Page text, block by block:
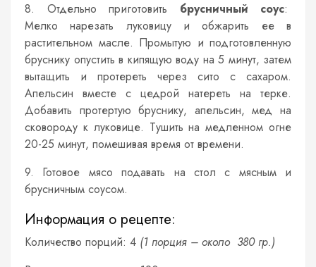
8. Отдельно приготовить брусничный соус:
Мелко нарезать луковицу и обжарить ее в
растительном масле. Промытую и подготовленную
бруснику опустить в кипящую воду на 5 минут, затем
вытащить и протереть через сито с сахаром.
Апельсин вместе с цедрой натереть на терке.
Добавить протертую бруснику, апельсин, мед на
сковороду к луковице. Тушить на медленном огне
20-25 минут, помешивая время от времени.
9. Готовое мясо подавать на стол с мясным и
брусничным соусом.
Информация о рецепте:
Количество порций: 4 (1 порция – около 380 гр.)